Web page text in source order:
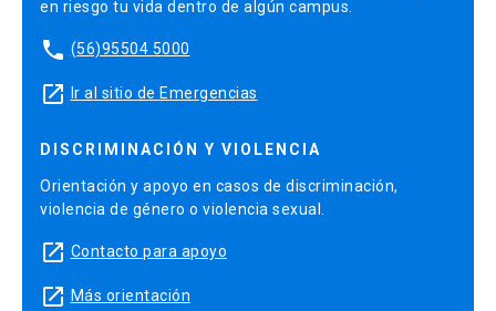
en riesgo tu vida dentro de algún campus.
phone (56)95504 5000
launch Ir al sitio de Emergencias
DISCRIMINACIÓN Y VIOLENCIA
Orientación y apoyo en casos de discriminación,
violencia de género o violencia sexual.
launch Contacto para apoyo
launch Más orientación